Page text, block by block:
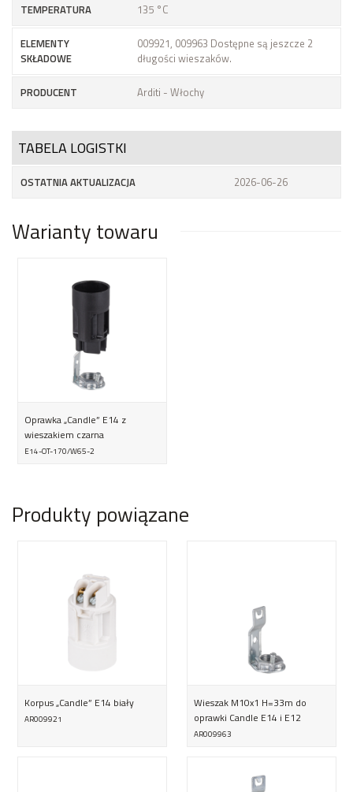
TEMPERATURA 135 °C
ELEMENTY
SKŁADOWE
009921, 009963 Dostępne są jeszcze 2
długości wieszaków.
PRODUCENT Arditi - Włochy
TABELA LOGISTKI
OSTATNIA AKTUALIZACJA 2026-06-26
Warianty towaru
Oprawka „Candle” E14 z
wieszakiem czarna
E14-OT-170/W65-2
Produkty powiązane
Korpus „Candle” E14 biały
AR009921
Wieszak M10x1 H=33m do
oprawki Candle E14 i E12
AR009963